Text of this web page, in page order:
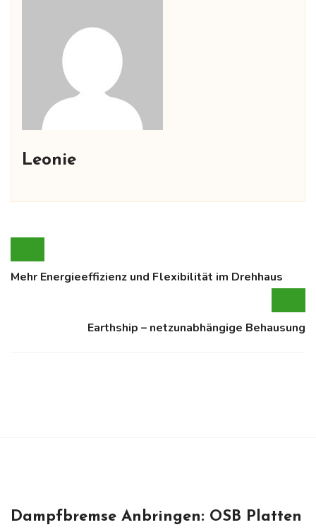
Leonie
Mehr Energieeffizienz und Flexibilität im Drehhaus
Earthship – netzunabhängige Behausung
Dampfbremse Anbringen: OSB Platten